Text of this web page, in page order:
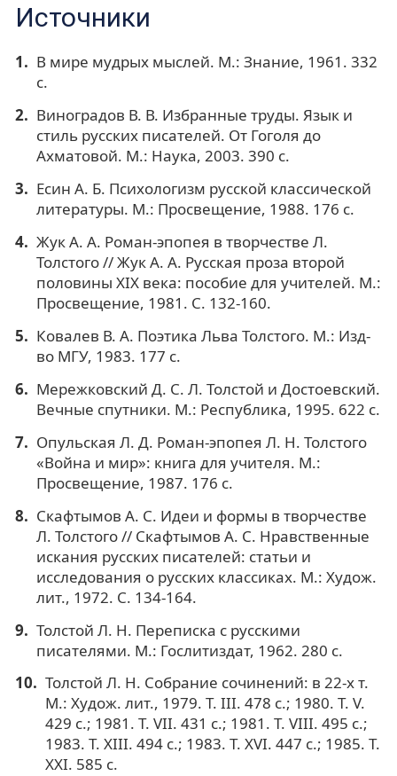
Источники
В мире мудрых мыслей. М.: Знание, 1961. 332
с.
Виноградов В. В. Избранные труды. Язык и
стиль русских писателей. От Гоголя до
Ахматовой. М.: Наука, 2003. 390 с.
Есин А. Б. Психологизм русской классической
литературы. М.: Просвещение, 1988. 176 с.
Жук А. А. Роман-эпопея в творчестве Л.
Толстого // Жук А. А. Русская проза второй
половины XIX века: пособие для учителей. М.:
Просвещение, 1981. С. 132-160.
Ковалев В. А. Поэтика Льва Толстого. М.: Изд-
во МГУ, 1983. 177 с.
Мережковский Д. С. Л. Толстой и Достоевский.
Вечные спутники. М.: Республика, 1995. 622 с.
Опульская Л. Д. Роман-эпопея Л. Н. Толстого
«Война и мир»: книга для учителя. М.:
Просвещение, 1987. 176 с.
Скафтымов А. С. Идеи и формы в творчестве
Л. Толстого // Скафтымов А. С. Нравственные
искания русских писателей: статьи и
исследования о русских классиках. М.: Худож.
лит., 1972. С. 134-164.
Толстой Л. Н. Переписка с русскими
писателями. М.: Гослитиздат, 1962. 280 с.
Толстой Л. Н. Собрание сочинений: в 22-х т.
М.: Худож. лит., 1979. Т. III. 478 с.; 1980. Т. V.
429 с.; 1981. Т. VII. 431 с.; 1981. Т. VIII. 495 с.;
1983. Т. XIII. 494 с.; 1983. Т. XVI. 447 с.; 1985. Т.
XXI. 585 с.